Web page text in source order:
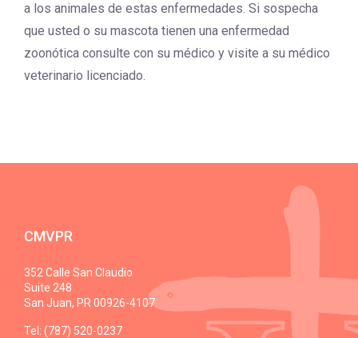
a los animales de estas enfermedades. Si sospecha
que usted o su mascota tienen una enfermedad
zoonótica consulte con su médico y visite a su médico
veterinario licenciado.
CMVPR
352 Calle San Claudio
Suite 248
San Juan, PR 00926-4107
Tel: (787) 520-0237